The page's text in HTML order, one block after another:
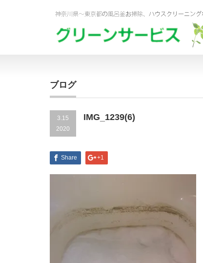
ブログ
3.15
2020
IMG_1239(6)
Share +1